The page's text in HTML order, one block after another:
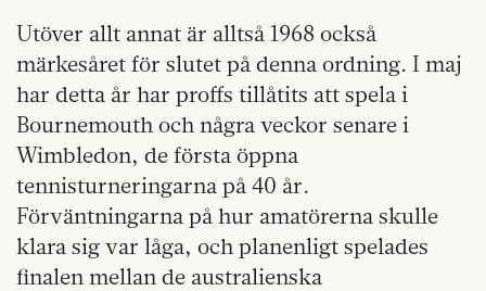
Utöver allt annat är alltså 1968 också
märkesåret för slutet på denna ordning. I maj
har detta år har proffs tillåtits att spela i
Bournemouth och några veckor senare i
Wimbledon, de första öppna
tennisturneringarna på 40 år.
Förväntningarna på hur amatörerna skulle
klara sig var låga, och planenligt spelades
finalen mellan de australienska